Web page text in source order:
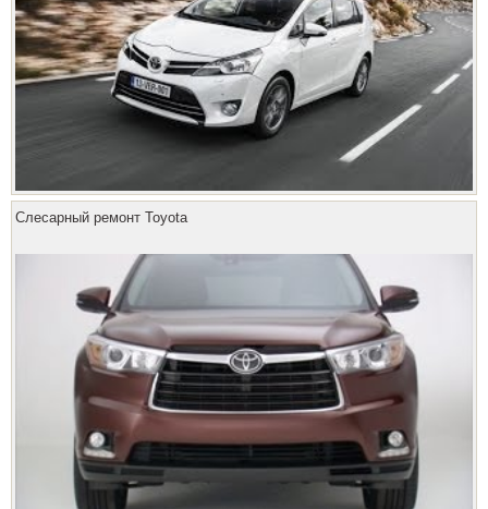
Слесарный ремонт Toyota